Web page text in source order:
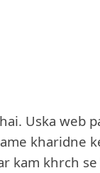
Uska web
kharidne
kam khrch